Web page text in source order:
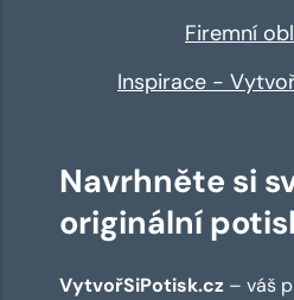
Firemní
Inspirace -
Navrhněte si
originální
VytvořSiPotisk.cz – váš